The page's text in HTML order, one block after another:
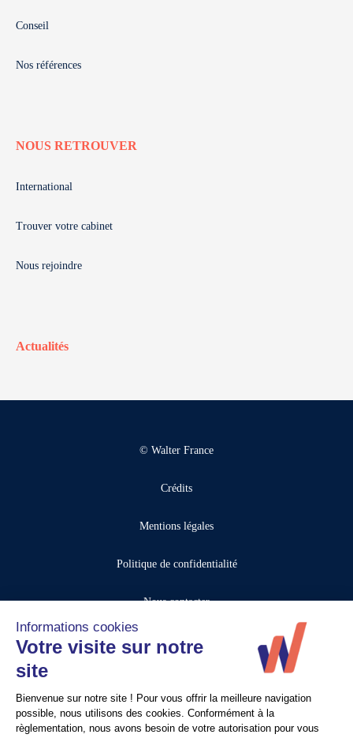
Conseil
Nos références
NOUS RETROUVER
International
Trouver votre cabinet
Nous rejoindre
Actualités
© Walter France
Crédits
Mentions légales
Politique de confidentialité
Nous contacter